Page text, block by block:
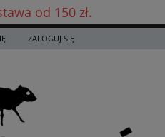
od 150 zł.
już od 150 zł! ✨
ZALOGUJ SIĘ